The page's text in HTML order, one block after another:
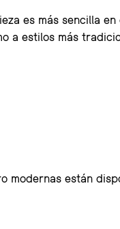
es más sencilla
a estilos más
modernas están